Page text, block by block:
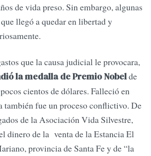
de vida preso. Sin embargo, algunas
llegó a quedar en libertad y
que la causa judicial le provocara,
la medalla de Premio Nobelde
cientos de dólares. Falleció en
también fue un proceso conflictivo. De
de la Asociación Vida Silvestre,
dinero de la venta de la Estancia El
provincia de Santa Fe y de “la